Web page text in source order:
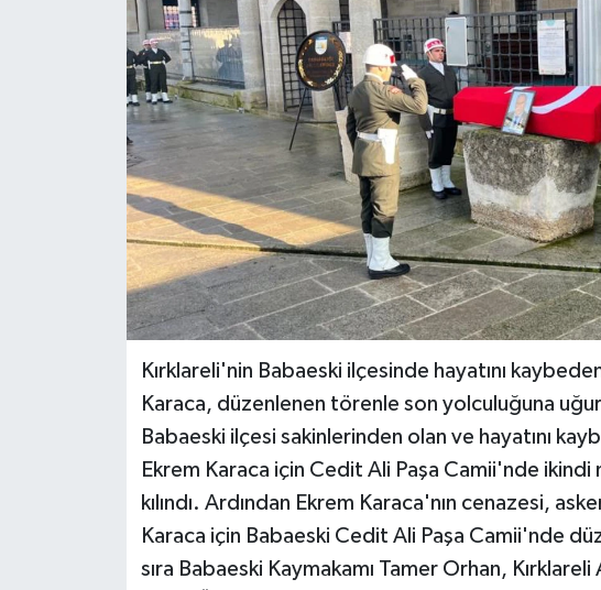
Kırklareli'nin Babaeski ilçesinde hayatını
Karaca, düzenlenen törenle son yolculuğuna
Babaeski ilçesi sakinlerinden olan ve hayatını
Ekrem Karaca için Cedit Ali Paşa Camii'nde ikindi
kılındı. Ardından Ekrem Karaca'nın cenazesi,
Karaca için Babaeski Cedit Ali Paşa Camii'nde
sıra Babaeski Kaymakamı Tamer Orhan,